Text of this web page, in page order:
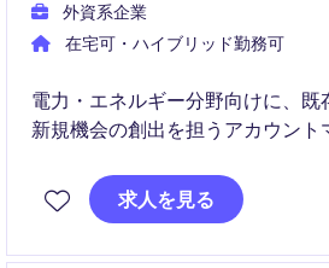
外資系企業
在宅可・ハイブリッド勤務可
電力・エネルギー分野向けに、既
新規機会の創出を担うアカウント
技術・プロジェクトチームと連携
求人を見る